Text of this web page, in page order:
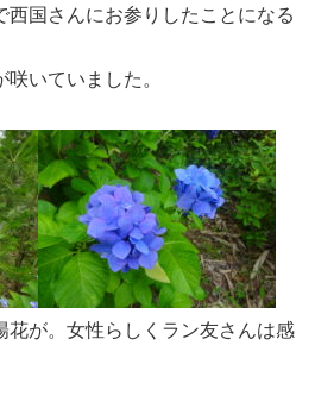
西国さんにお参りしたことになる
いていました。
花が。女性らしくラン友さんは感